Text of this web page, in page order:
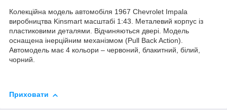
Колекційна модель автомобіля 1967 Chevrolet Impala
виробництва Kinsmart масштабі 1:43. Металевий корпус із
пластиковими деталями. Відчиняються двері. Модель
оснащена інерційним механізмом (Pull Back Action).
Автомодель має 4 кольори – червоний, блакитний, білий,
чорний.
Приховати